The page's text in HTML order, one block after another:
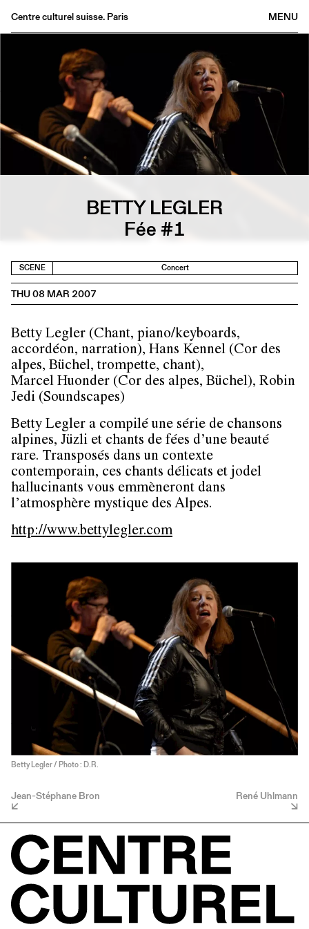
MENU
Centre culturel suisse. Paris
Archives
Medias
Publications
About
BETTY LEGLER
Fée #1
SCENE Concert
THU 08 MAR 2007
Betty Legler (Chant, piano/keyboards,
accordéon, narration), Hans Kennel (Cor des
alpes, Büchel, trompette, chant),
Marcel Huonder (Cor des alpes, Büchel), Robin
Jedi (Soundscapes)
Betty Legler a compilé une série de chansons
alpines, Jüzli et chants de fées d’une beauté
rare. Transposés dans un contexte
contemporain, ces chants délicats et jodel
hallucinants vous emmèneront dans
l’atmosphère mystique des Alpes.
http://www.bettylegler.com
Betty Legler / Photo : D.R.
Jean-Stéphane Bron René Uhlmann